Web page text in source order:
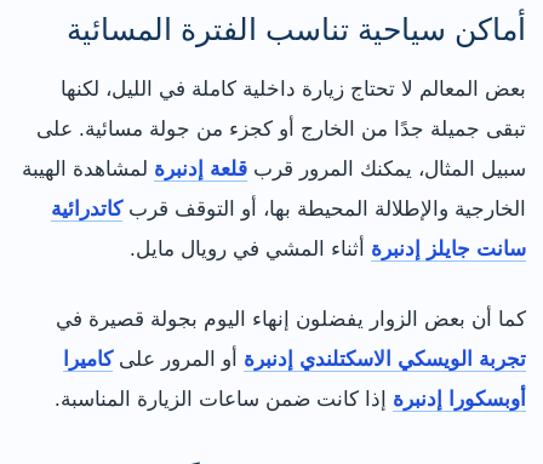
أماكن سياحية تناسب الفترة المسائية
بعض المعالم لا تحتاج زيارة داخلية كاملة في الليل، لكنها
تبقى جميلة جدًا من الخارج أو كجزء من جولة مسائية. على
سبيل المثال، يمكنك المرور قرب قلعة إدنبرة لمشاهدة الهيبة
الخارجية والإطلالة المحيطة بها، أو التوقف قربكاتدرائية
سانت جايلز إدنبرة أثناء المشي في رويال مايل.
كما أن بعض الزوار يفضلون إنهاء اليوم بجولة قصيرة في
تجربة الويسكي الاسكتلندي إدنبرة أو المرور علىكاميرا
أوبسكورا إدنبرة إذا كانت ضمن ساعات الزيارة المناسبة.